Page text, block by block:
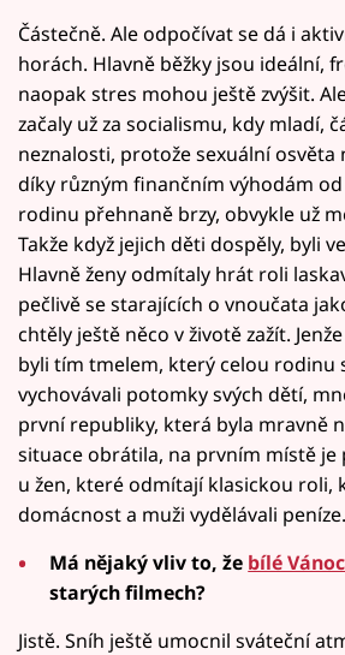
Částečně. Ale odpočívat se dá i
horách. Hlavně běžky jsou ideální,
naopak stres mohou ještě zvýšit.
začaly už za socialismu, kdy mladí,
neznalosti, protože sexuální osvěta
díky různým finančním výhodám
rodinu přehnaně brzy, obvykle už
Takže když jejich děti dospěly, byli
Hlavně ženy odmítaly hrát roli
pečlivě se starajících o vnoučata
chtěly ještě něco v životě zažít.
byli tím tmelem, který celou rodinu
vychovávali potomky svých dětí,
první republiky, která byla mravně
situace obrátila, na prvním místě je
u žen, které odmítají klasickou roli,
domácnost a muži vydělávali peníze.
Má nějaký vliv to, že bílé
starých filmech?
Jistě. Sníh ještě umocnil sváteční